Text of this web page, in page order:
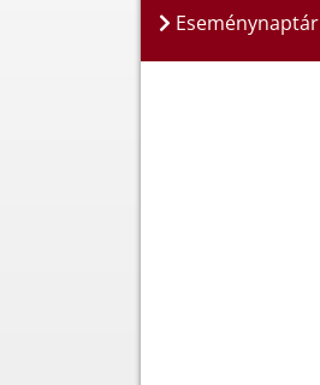
Eseménynaptár